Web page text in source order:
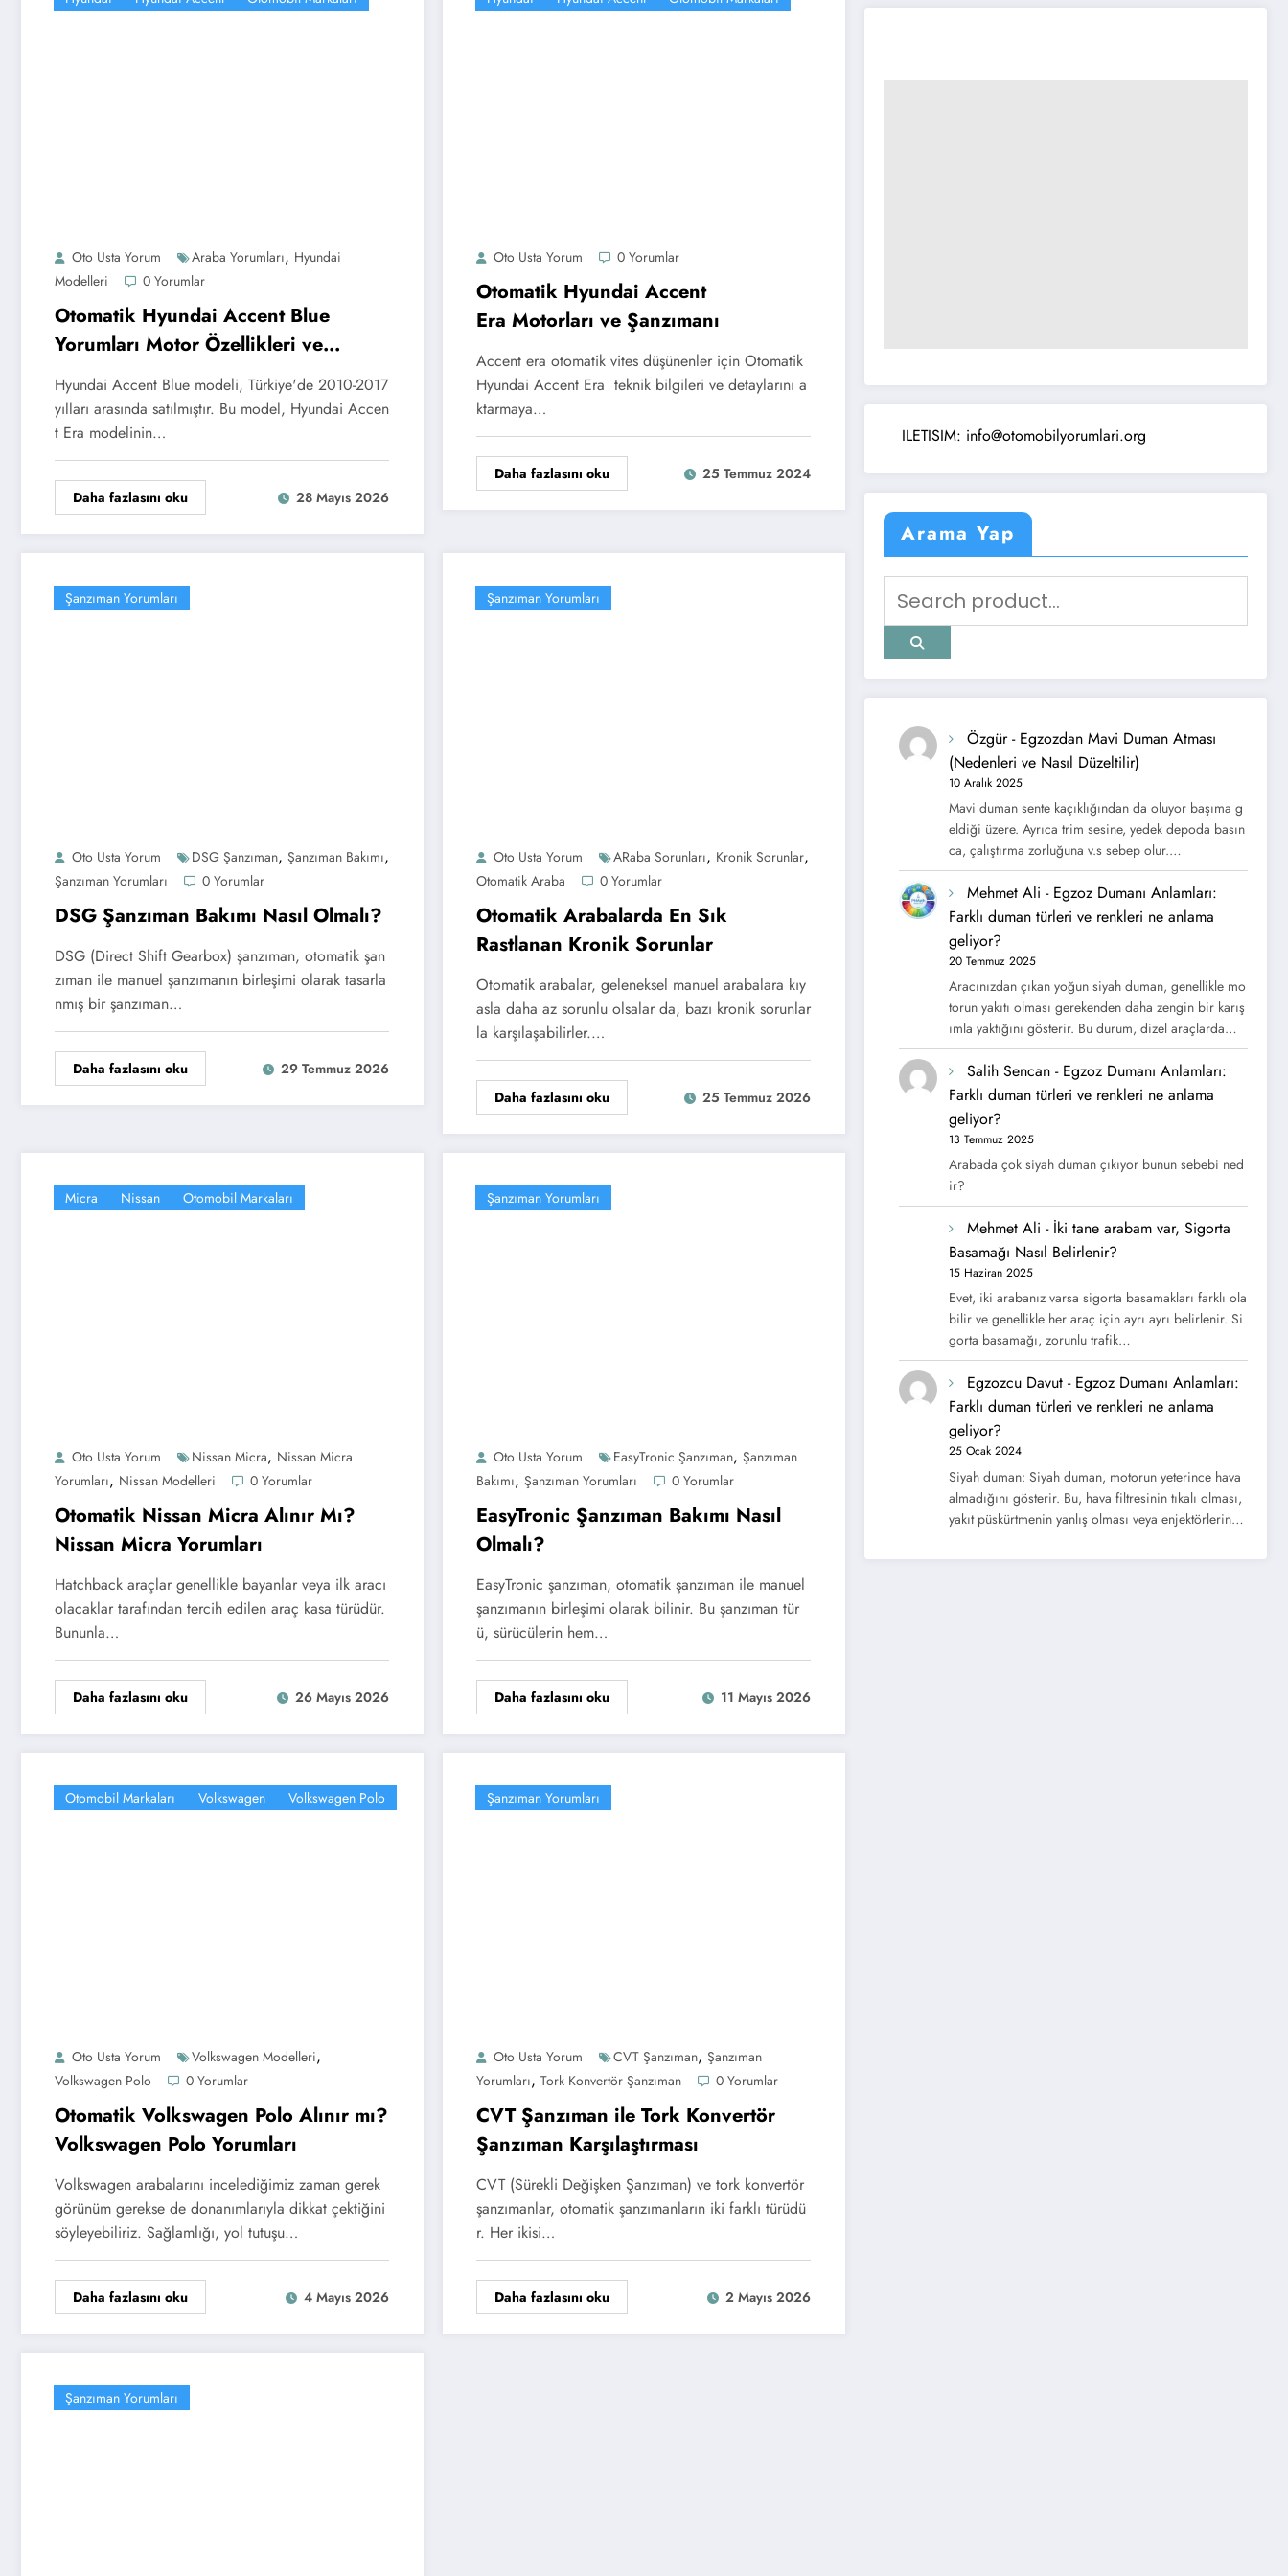
Oto Usta Yorum Araba Yorumları, Hyundai
Modelleri
0 Yorumlar
Otomatik Hyundai Accent Blue
Yorumları Motor Özellikleri ve
Şanzımanı
Hyundai Accent Blue modeli, Türkiye'de 2010-2017
yılları arasında satılmıştır. Bu model, Hyundai Accen
t Era modelinin…
Daha fazlasını oku 28 Mayıs 2026
Oto Usta Yorum 0 Yorumlar
Otomatik Hyundai Accent
Era Motorları ve Şanzımanı
Accent era otomatik vites düşünenler için Otomatik
Hyundai Accent Era teknik bilgileri ve detaylarını a
ktarmaya…
Daha fazlasını oku 25 Temmuz 2024
Şanzıman Yorumları
Oto Usta Yorum DSG Şanzıman, Şanzıman Bakımı,
Şanzıman Yorumları 0 Yorumlar
DSG Şanzıman Bakımı Nasıl Olmalı?
DSG (Direct Shift Gearbox) şanzıman, otomatik şan
zıman ile manuel şanzımanın birleşimi olarak tasarla
nmış bir şanzıman…
Daha fazlasını oku 29 Temmuz 2026
Şanzıman Yorumları
Oto Usta Yorum ARaba Sorunları, Kronik Sorunlar,
Otomatik Araba 0 Yorumlar
Otomatik Arabalarda En Sık
Rastlanan Kronik Sorunlar
Otomatik arabalar, geleneksel manuel arabalara kıy
asla daha az sorunlu olsalar da, bazı kronik sorunlar
la karşılaşabilirler.…
Daha fazlasını oku 25 Temmuz 2026
Micra Nissan Otomobil Markaları
Oto Usta Yorum Nissan Micra, Nissan Micra
Yorumları, Nissan Modelleri 0 Yorumlar
Otomatik Nissan Micra Alınır Mı?
Nissan Micra Yorumları
Hatchback araçlar genellikle bayanlar veya ilk aracı
olacaklar tarafından tercih edilen araç kasa türüdür.
Bununla…
Daha fazlasını oku 26 Mayıs 2026
Şanzıman Yorumları
Oto Usta Yorum EasyTronic Şanzıman, Şanzıman
Bakımı, Şanzıman Yorumları 0 Yorumlar
EasyTronic Şanzıman Bakımı Nasıl
Olmalı?
EasyTronic şanzıman, otomatik şanzıman ile manuel
şanzımanın birleşimi olarak bilinir. Bu şanzıman tür
ü, sürücülerin hem…
Daha fazlasını oku 11 Mayıs 2026
Otomobil Markaları Volkswagen Volkswagen Polo
Oto Usta Yorum Volkswagen Modelleri,
Volkswagen Polo 0 Yorumlar
Otomatik Volkswagen Polo Alınır mı?
Volkswagen Polo Yorumları
Volkswagen arabalarını incelediğimiz zaman gerek
görünüm gerekse de donanımlarıyla dikkat çektiğini
söyleyebiliriz. Sağlamlığı, yol tutuşu…
Daha fazlasını oku 4 Mayıs 2026
Şanzıman Yorumları
Oto Usta Yorum CVT Şanzıman, Şanzıman
Yorumları, Tork Konvertör Şanzıman 0 Yorumlar
CVT Şanzıman ile Tork Konvertör
Şanzıman Karşılaştırması
CVT (Sürekli Değişken Şanzıman) ve tork konvertör
şanzımanlar, otomatik şanzımanların iki farklı türüdü
r. Her ikisi…
Daha fazlasını oku 2 Mayıs 2026
Şanzıman Yorumları
ILETISIM: info@otomobilyorumlari.org
Arama Yap
Özgür- Egzozdan Mavi Duman Atması
(Nedenleri ve Nasıl Düzeltilir)
10 Aralık 2025
Mavi duman sente kaçıklığından da oluyor başıma g
eldiği üzere. Ayrıca trim sesine, yedek depoda basın
ca, çalıştırma zorluğuna v.s sebep olur.…
Mehmet Ali - Egzoz Dumanı Anlamları:
Farklı duman türleri ve renkleri ne anlama
geliyor?
20 Temmuz 2025
Aracınızdan çıkan yoğun siyah duman, genellikle mo
torun yakıtı olması gerekenden daha zengin bir karış
ımla yaktığını gösterir. Bu durum, dizel araçlarda…
Salih Sencan - Egzoz Dumanı Anlamları:
Farklı duman türleri ve renkleri ne anlama
geliyor?
13 Temmuz 2025
Arabada çok siyah duman çıkıyor bunun sebebi ned
ir?
Mehmet Ali - İki tane arabam var, Sigorta
Basamağı Nasıl Belirlenir?
15 Haziran 2025
Evet, iki arabanız varsa sigorta basamakları farklı ola
bilir ve genellikle her araç için ayrı ayrı belirlenir. Si
gorta basamağı, zorunlu trafik…
Egzozcu Davut - Egzoz Dumanı Anlamları:
Farklı duman türleri ve renkleri ne anlama
geliyor?
25 Ocak 2024
Siyah duman: Siyah duman, motorun yeterince hava
almadığını gösterir. Bu, hava filtresinin tıkalı olması,
yakıt püskürtmenin yanlış olması veya enjektörlerin…